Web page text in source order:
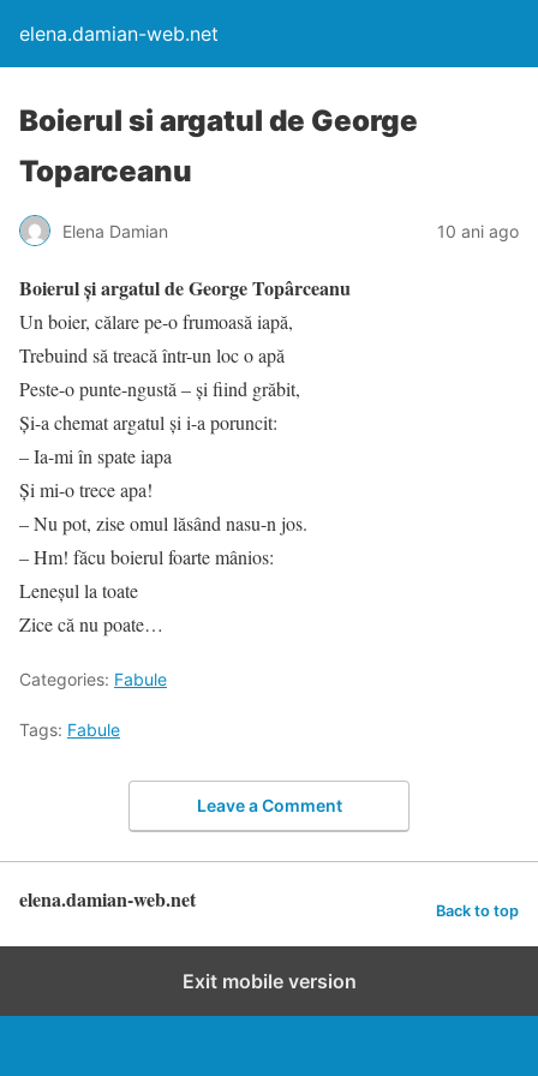
elena.damian-web.net
Boierul si argatul de George
Toparceanu
Elena Damian 10 ani ago
Boierul și argatul de George Topârceanu
Un boier, călare pe-o frumoasă iapă,
Trebuind să treacă într-un loc o apă
Peste-o punte-ngustă – şi fiind grăbit,
Şi-a chemat argatul şi i-a poruncit:
– Ia-mi în spate iapa
Şi mi-o trece apa!
– Nu pot, zise omul lăsând nasu-n jos.
– Hm! făcu boierul foarte mânios:
Leneşul la toate
Zice că nu poate…
Categories: Fabule
Tags: Fabule
Leave a Comment
elena.damian-web.net Back to top
Exit mobile version